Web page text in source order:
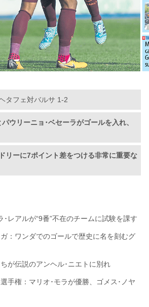
タフェ対バルサ 1-2
ウリーニョ･ベセーラがゴールを入れ、
リーに7ポイント差をつける非常に重要な
･レアルが“9番”不在のチームに試験を課す
：ワンダでのゴールで歴史に名を刻むグ
が伝説のアンヘル･ニエトに別れ
手権：マリオ･モラが優勝、ゴメス･ノヤ